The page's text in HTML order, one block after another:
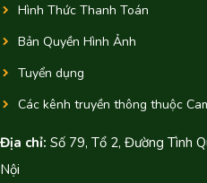
Hình Thức Thanh Toán
Bản Quyền Hình Ảnh
Tuyển dụng
Các kênh truyền thông thuộc
Địa chỉ: Số 79, Tổ 2, Đường Tình
Nội